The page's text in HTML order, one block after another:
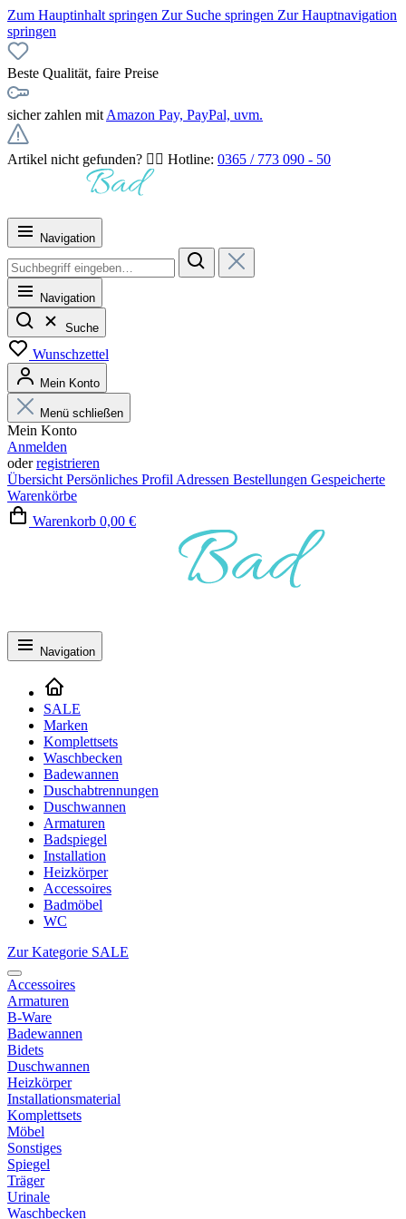
Zum Hauptinhalt springen Zur Suche springen Zur Hauptnavigation
springen
Beste Qualität, faire Preise
sicher zahlen mit Amazon Pay, PayPal, uvm.
Artikel nicht gefunden? 👉🏻 Hotline: 0365 / 773 090 - 50
Navigation
Navigation
Suche
Wunschzettel
Mein Konto
Menü schließen
Mein Konto
Anmelden
oderregistrieren
Übersicht Persönliches Profil Adressen Bestellungen Gespeicherte
Warenkörbe
Warenkorb 0,00 €
Navigation
SALE
Marken
Komplettsets
Waschbecken
Badewannen
Duschabtrennungen
Duschwannen
Armaturen
Badspiegel
Installation
Heizkörper
Accessoires
Badmöbel
WC
Zur Kategorie SALE
Accessoires
Armaturen
B-Ware
Badewannen
Bidets
Duschwannen
Heizkörper
Installationsmaterial
Komplettsets
Möbel
Sonstiges
Spiegel
Träger
Urinale
Waschbecken